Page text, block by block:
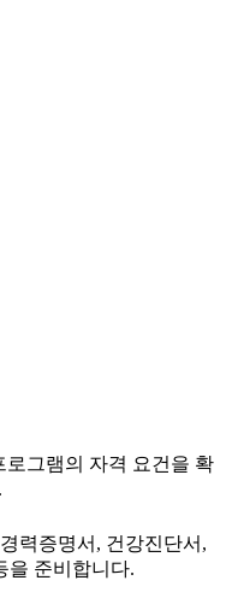
그램의 자격 요건을 확
력증명서, 건강진단서,
을 준비합니다.